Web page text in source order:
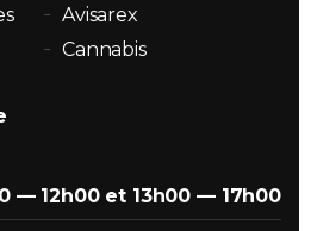
Avisarex
Cannabis
— 12h00 et 13h00 — 17h00